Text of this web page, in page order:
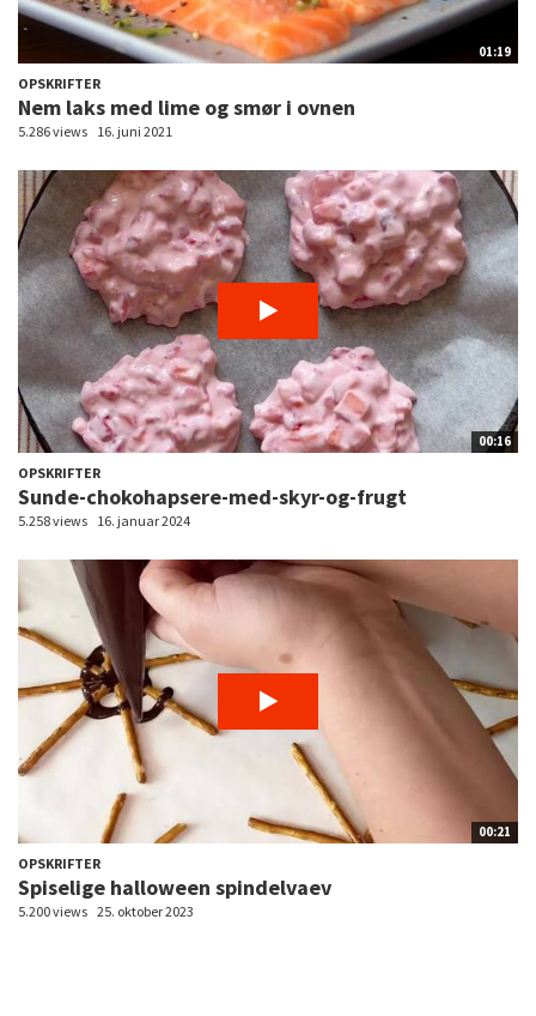
01:19
OPSKRIFTER
Nem laks med lime og smør i ovnen
5.286 views 16. juni 2021
00:16
OPSKRIFTER
Sunde-chokohapsere-med-skyr-og-frugt
5.258 views 16. januar 2024
00:21
OPSKRIFTER
Spiselige halloween spindelvaev
5.200 views 25. oktober 2023